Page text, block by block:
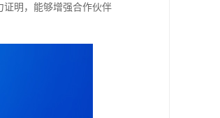
证明，能够增强合作伙伴